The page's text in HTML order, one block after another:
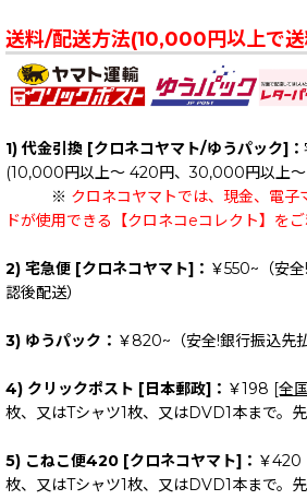
送料/配送方法(10,000円以上で
1) 代金引換 [クロネコヤマト/ゆうパック]：
(10,000円以上～ 420円、30,000円以上
※ クロネコヤマトでは、現金、電子
ドが使用できる【クロネコeコレクト】をご
2) 宅急便 [クロネコヤマト]： ￥550~（安
認後配送）
3) ゆうパック： ￥820~（安全!銀行振込先
4) クリックポスト [日本郵政]： ￥198 [全
枚、又はTシャツ1枚、又はDVD1本まで。
5) こねこ便420 [クロネコヤマト]： ￥420
枚、又はTシャツ1枚、又はDVD1本まで。